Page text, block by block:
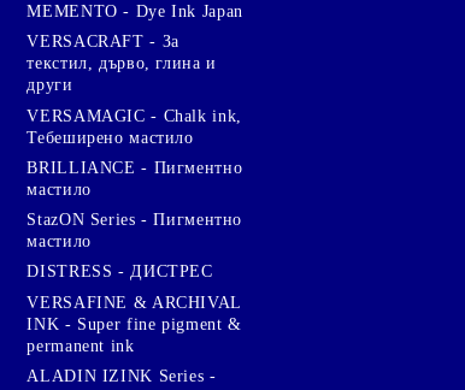
MEMENTO - Dye Ink Japan
VERSACRAFT - За
текстил, дърво, глина и
други
VERSAMAGIC - Chalk ink,
Тебеширено мастило
BRILLIANCE - Пигментно
мастило
StazON Series - Пигментно
мастило
DISTRESS - ДИСТРЕС
VERSAFINE & ARCHIVAL
INK - Super fine pigment &
permanent ink
ALADIN IZINK Series -